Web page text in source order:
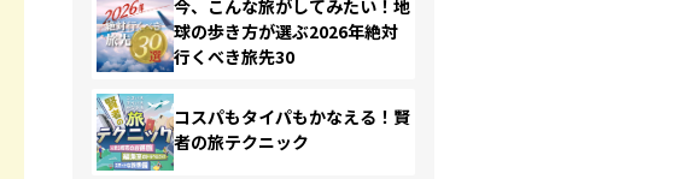
今、こんな旅がしてみたい！地
球の歩き方が選ぶ2026年絶対
行くべき旅先30
コスパもタイパもかなえる！賢
者の旅テクニック